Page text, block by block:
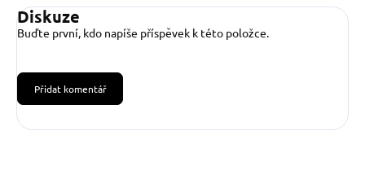
Diskuze
Buďte první, kdo napíše příspěvek k této položce.
Přidat komentář